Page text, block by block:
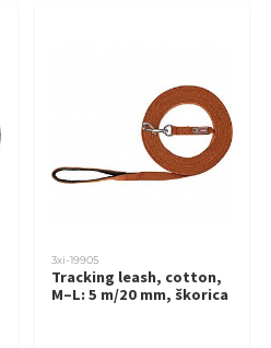
3xi-19905
Tracking leash, cotton,
M–L: 5 m/20 mm, škorica